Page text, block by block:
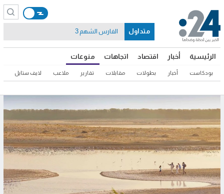
الرئيسية أخبار اقتصاد اتجاهات منوعات
بودكاست أخبار بطولات مقابلات تقارير ملاعب لايف ستايل
متداول الفارس الشهم 3